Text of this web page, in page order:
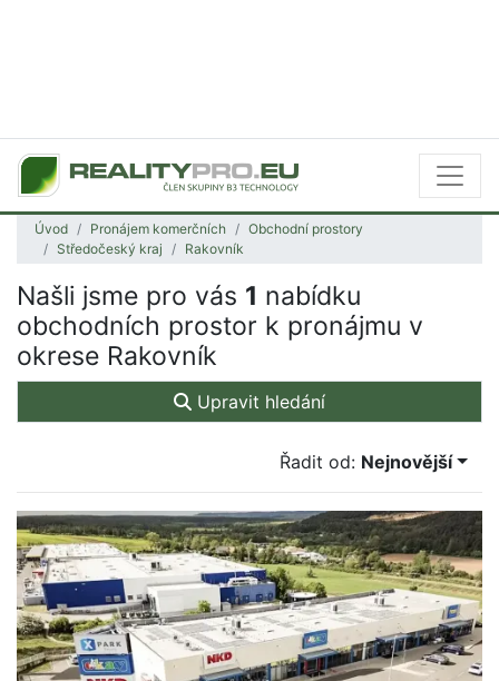
Úvod Pronájem komerčních
Obchodní prostory
Středočeský kraj
Rakovník
Našli jsme pro vás 1 nabídku
obchodních prostor k pronájmu v
okrese Rakovník
Upravit hledání
Řadit od: Nejnovější